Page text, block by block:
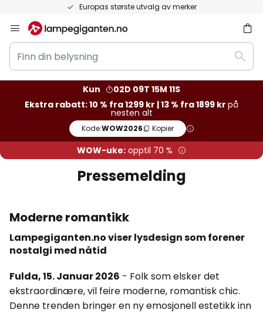
Europas største utvalg av merker
Hopp
til
innhold
Finn
din
belysning
Søk
Kun
02D 09T 15M 10S
Ekstra rabatt: 10 % fra 1299 kr | 13 % fra 1899 kr på
nesten alt
Kode:WOW2026 Kopier
WOW-uke: opptil 70 %
Pressemelding
Moderne romantikk
Lampegiganten.no viser lysdesign som forener
nostalgi med nåtid
Fulda, 15. Januar 2026 - Folk som elsker det
ekstraordinære, vil feire moderne, romantisk chic.
Denne trenden bringer en ny emosjonell estetikk inn